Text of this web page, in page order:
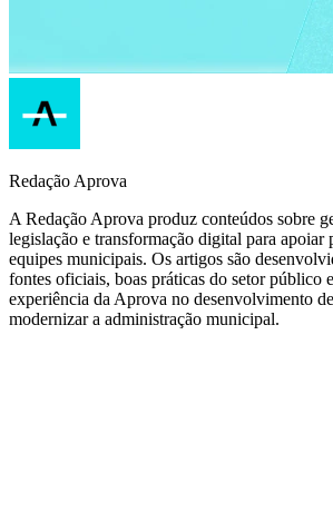
Redação Aprova
A Redação Aprova produz conteúdos sobre
legislação e transformação digital para apoiar
equipes municipais. Os artigos são
fontes oficiais, boas práticas do setor público
experiência da Aprova no desenvolvimento
modernizar a administração municipal.